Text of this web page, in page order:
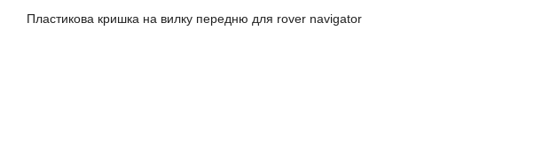
Пластикова кришка на вилку передню для rover navigator